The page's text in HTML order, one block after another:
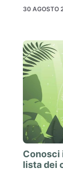
30 AGOSTO
Conosci
lista dei